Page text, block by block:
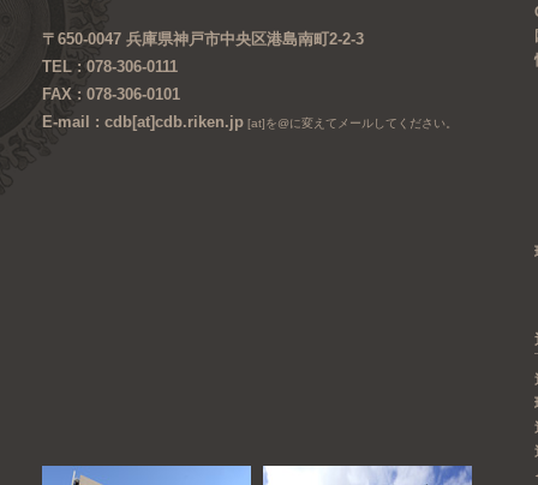
〒650-0047 兵庫県神戸市中央区港島南町2-2-3
TEL : 078-306-0111
FAX : 078-306-0101
E-mail : cdb[at]cdb.riken.jp [at]を@に変えてメールしてください。